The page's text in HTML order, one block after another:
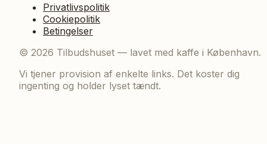
Privatlivspolitik
Cookiepolitik
Betingelser
© 2026 Tilbudshuset — lavet med kaffe i København.
Vi tjener provision af enkelte links. Det koster dig
ingenting og holder lyset tændt.